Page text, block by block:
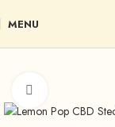
MENU